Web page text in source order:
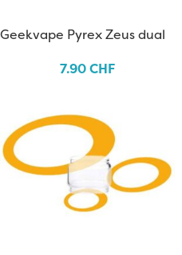
Geekvape Pyrex Zeus dual
7.90CHF